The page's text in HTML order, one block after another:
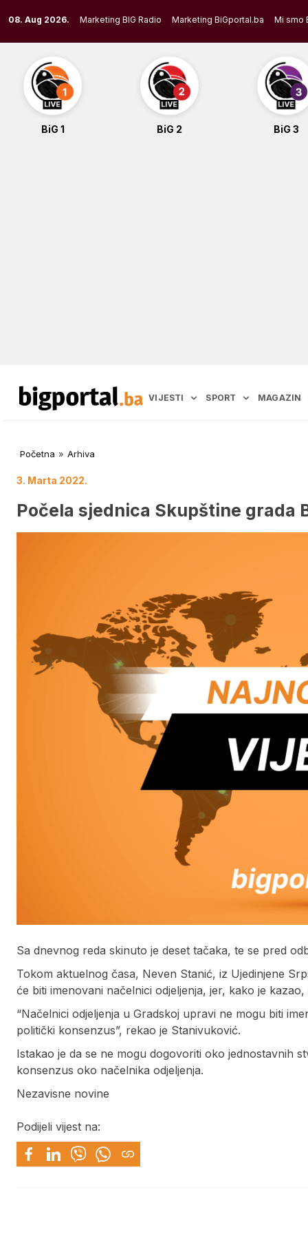
to
content
08. Aug 2026. Marketing BIG Radio Marketing BiGportal.ba Mi smo
BiG 1 BiG 2 BiG 3
VIJESTI SPORT MAGAZIN
Početna » Arhiva
3. Marta 2022.
Počela sjednica Skupštine grada
Sa dnevnog reda skinuto je deset tačaka, te se pred
Tokom aktuelnog časa, Neven Stanić, iz Ujedinjene
će biti imenovani načelnici odjeljenja, jer, kako je
“Načelnici odjeljenja u Gradskoj upravi ne mogu biti
politički konsenzus”, rekao je Stanivuković.
Istakao je da se ne mogu dogovoriti oko jednostavnih
konsenzus oko načelnika odjeljenja.
Nezavisne novine
Podijeli vijest na: